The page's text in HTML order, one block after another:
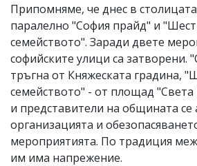
Припомняме, че днес в
паралелно "София прайд" и
семейството". Заради двете
софийските улици са затворени.
тръгна от Княжеската градина,
семейството" - от площад
и представители на общината се
организацията и
мероприятията. По традиция
им има напрежение.